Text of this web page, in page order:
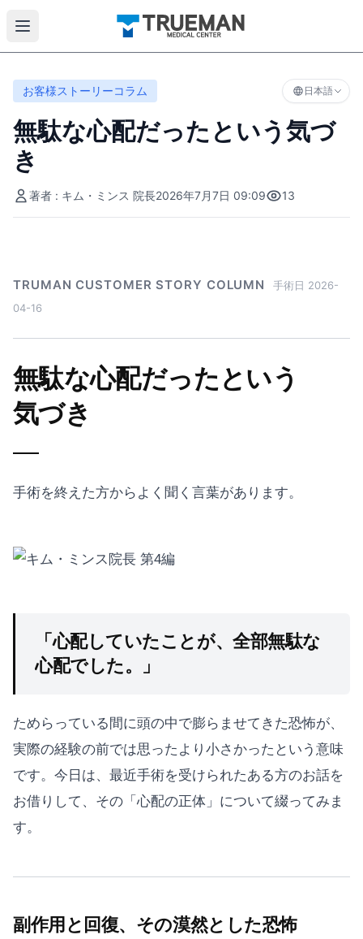
お客様ストーリーコラム 日本語
無駄な心配だったという気づ
き
著者 : キム・ミンス 院長2026年7月7日 09:09 13
TRUMAN CUSTOMER STORY COLUMN
手術日 2026-
04-16
無駄な心配だったという
気づき
手術を終えた方からよく聞く言葉があります。
「心配していたことが、全部無駄な
心配でした。」
ためらっている間に頭の中で膨らませてきた恐怖が、
実際の経験の前では思ったより小さかったという意味
です。今日は、最近手術を受けられたある方のお話を
お借りして、その「心配の正体」について綴ってみま
す。
副作用と回復、その漠然とした恐怖